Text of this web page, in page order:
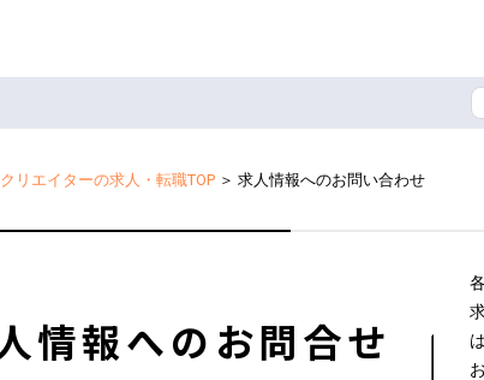
リエイターの求人・転職TOP ＞ 求人情報へのお問い合わせ
情報へのお問合せ